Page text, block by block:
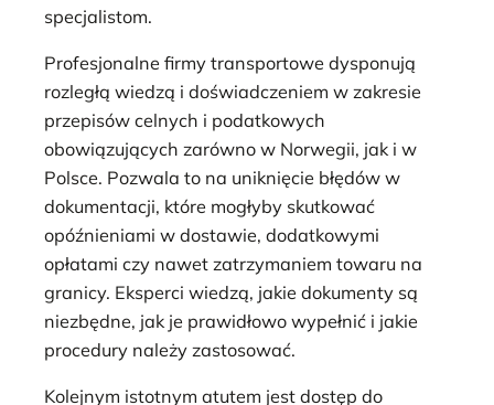
specjalistom.
Profesjonalne firmy transportowe dysponują
rozległą wiedzą i doświadczeniem w zakresie
przepisów celnych i podatkowych
obowiązujących zarówno w Norwegii, jak i w
Polsce. Pozwala to na uniknięcie błędów w
dokumentacji, które mogłyby skutkować
opóźnieniami w dostawie, dodatkowymi
opłatami czy nawet zatrzymaniem towaru na
granicy. Eksperci wiedzą, jakie dokumenty są
niezbędne, jak je prawidłowo wypełnić i jakie
procedury należy zastosować.
Kolejnym istotnym atutem jest dostęp do